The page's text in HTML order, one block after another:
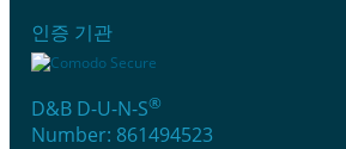
인증 기관
D&B D-U-N-S®
Number: 861494523